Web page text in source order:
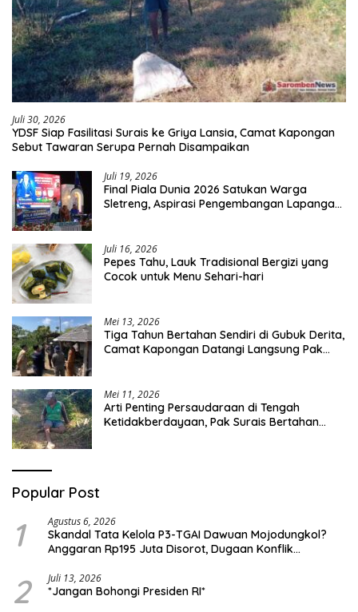
Juli 30, 2026
YDSF Siap Fasilitasi Surais ke Griya Lansia, Camat Kapongan
Sebut Tawaran Serupa Pernah Disampaikan
Juli 19, 2026
Final Piala Dunia 2026 Satukan Warga
Sletreng, Aspirasi Pengembangan Lapangan
Juli 16, 2026
Pepes Tahu, Lauk Tradisional Bergizi yang
Cocok untuk Menu Sehari-hari
Mei 13, 2026
Tiga Tahun Bertahan Sendiri di Gubuk Derita,
Camat Kapongan Datangi Langsung Pak
Mei 11, 2026
Arti Penting Persaudaraan di Tengah
Ketidakberdayaan, Pak Surais Bertahan
Popular Post
1 Agustus 6, 2026
Skandal Tata Kelola P3-TGAI Dawuan Mojodungkol?
Anggaran Rp195 Juta Disorot, Dugaan Konflik
2 Juli 13, 2026
*Jangan Bohongi Presiden RI*